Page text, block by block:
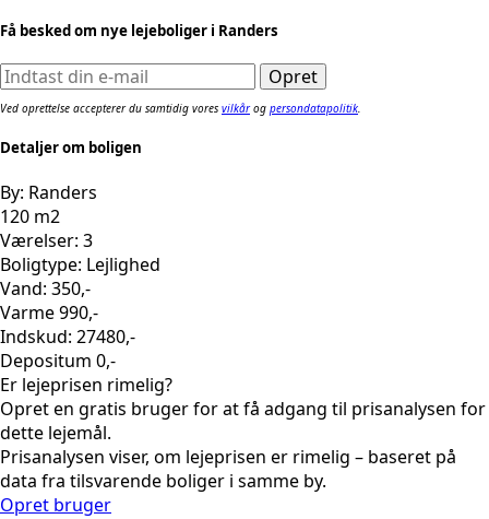
Få besked om nye lejeboliger i Randers
Ved oprettelse accepterer du samtidig vores vilkårog persondatapolitik
Detaljer om boligen
By: Randers
120 m2
Værelser: 3
Boligtype: Lejlighed
Vand: 350,-
Varme 990,-
Indskud: 27480,-
Depositum 0,-
Er lejeprisen rimelig?
Opret en gratis bruger for at få adgang til prisanalysen for
dette lejemål.
Prisanalysen viser, om lejeprisen er rimelig – baseret på
data fra tilsvarende boliger i samme by.
Opret bruger